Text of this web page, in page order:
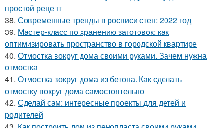
простой рецепт
38. Современные тренды в росписи стен: 2022 год
39. Мастер-класс по хранению заготовок: как
оптимизировать пространство в городской квартире
40. Отмостка вокруг дома своими руками. Зачем нужна
отмостка
41. Отмостка вокруг дома из бетона. Как сделать
отмостку вокруг дома самостоятельно
42. Сделай сам: интересные проекты для детей и
родителей